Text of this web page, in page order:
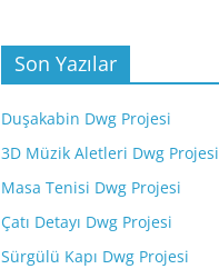
Son Yazılar
Duşakabin Dwg Projesi
3D Müzik Aletleri Dwg Projesi
Masa Tenisi Dwg Projesi
Çatı Detayı Dwg Projesi
Sürgülü Kapı Dwg Projesi